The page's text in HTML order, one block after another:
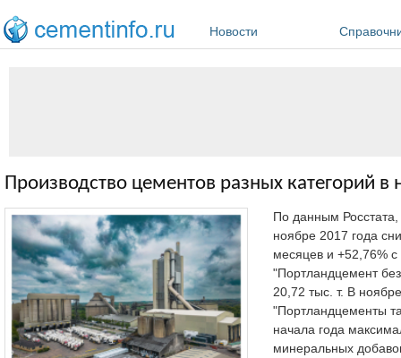
Новости
Производство цементов разных категорий в
По данным
ноябре 2017 года
месяцев и +52,76% с
"Портландцемент
20,72 тыс. т. В
"Портландцементы
начала года
минеральных